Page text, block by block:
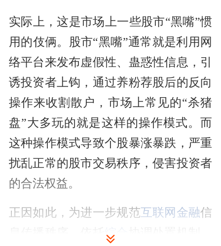
实际上，这是市场上一些股市“黑嘴”惯
用的伎俩。股市“黑嘴”通常就是利用网
络平台来发布虚假性、蛊惑性信息，引
诱投资者上钩，通过养粉荐股后的反向
操作来收割散户，市场上常见的“杀猪
盘”大多玩的就是这样的操作模式。而
这种操作模式导致个股暴涨暴跌，严重
扰乱正常的股市交易秩序，侵害投资者
的合法权益。
正因如此，为进一步规范 互联网金融信
综合